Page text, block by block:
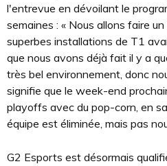
l'entrevue en dévoilant le
semaines : « Nous allons faire
superbes installations de T1
que nous avons déjà fait il y a
très bel environnement, donc
signifie que le week-end
playoffs avec du pop-corn, en
équipe est éliminée, mais pas
G2 Esports est désormais